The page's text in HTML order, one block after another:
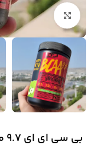
بزرگنمایی تصویر
بی سی ای ای 9.7 موتانت پودری | Mutant BCAA 9.7